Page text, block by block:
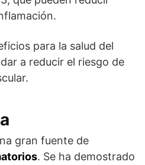
para la salud del
a reducir el riesgo de
gran fuente de
. Se ha demostrado